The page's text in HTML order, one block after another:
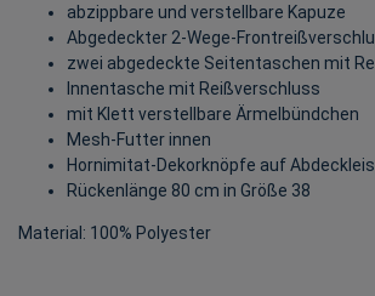
abzippbare und verstellbare Kapuze
Abgedeckter 2-Wege-
zwei abgedeckte Seitentaschen mit
Innentasche mit Reißverschluss
mit Klett verstellbare Ärmelbündchen
Mesh-Futter innen
Hornimitat-Dekorknöpfe auf
Rückenlänge 80 cm in Größe 38
Material: 100% Polyester